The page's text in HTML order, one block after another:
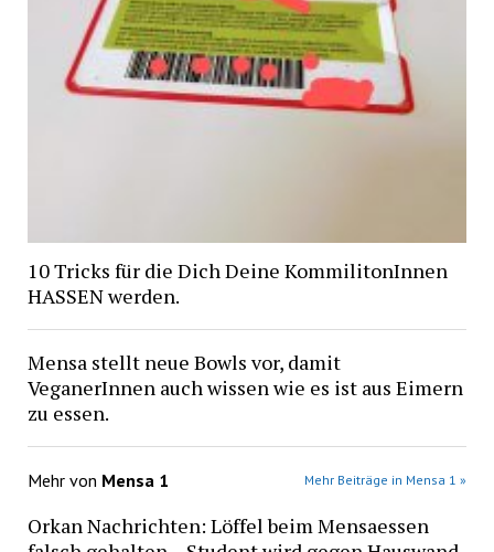
10 Tricks für die Dich Deine KommilitonInnen
HASSEN werden.
Mensa stellt neue Bowls vor, damit
VeganerInnen auch wissen wie es ist aus Eimern
zu essen.
Mehr von Mensa 1 Mehr Beiträge in Mensa 1 »
Orkan Nachrichten: Löffel beim Mensaessen